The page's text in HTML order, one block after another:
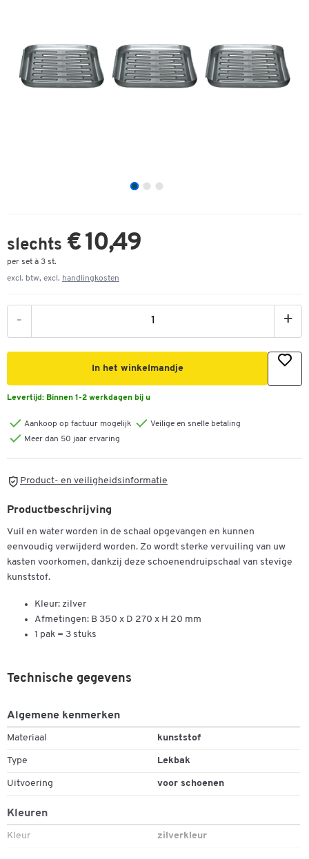
slechts € 10,49
per set à 3 st.
excl. btw, excl. handlingkosten
- +
In het winkelmandje
Levertijd: Binnen 1-2 werkdagen bij u
Aankoop op factuur mogelijk
Veilige en snelle betaling
Meer dan 50 jaar ervaring
Product- en veiligheidsinformatie
Productbeschrijving
Vuil en water worden in de schaal opgevangen en kunnen
eenvoudig verwijderd worden. Zo wordt sterke vervuiling van uw
kasten voorkomen, dankzij deze schoenendruipschaal van stevige
kunststof.
Kleur: zilver
Afmetingen: B 350 x D 270 x H 20 mm
1 pak = 3 stuks
Technische gegevens
Algemene kenmerken
Materiaal kunststof
Type Lekbak
Uitvoering voor schoenen
Kleuren
Kleur zilverkleur